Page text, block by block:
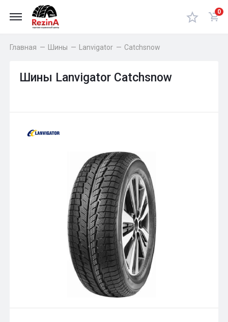
0
Главная — Шины — Lanvigator — Catchsnow
Шины Lanvigator Catchsnow